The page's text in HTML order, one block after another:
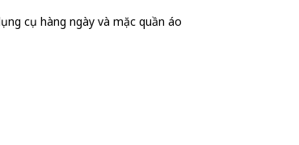
cụ hàng ngày và mặc quần áo